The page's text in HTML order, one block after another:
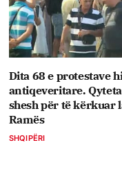
Dita 68 e protestave
antiqeveritare.
shesh për të kërkuar
Ramës
SHQIPËRI